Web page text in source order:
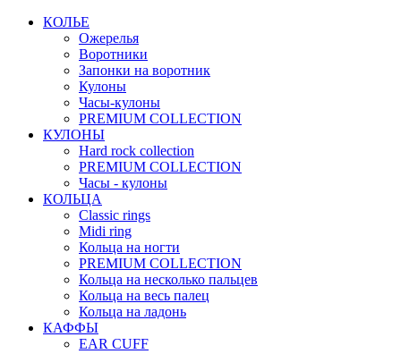
КОЛЬЕ
Ожерелья
Воротники
Запонки на воротник
Кулоны
Часы-кулоны
PREMIUM COLLECTION
КУЛОНЫ
Hard rock collection
PREMIUM COLLECTION
Часы - кулоны
КОЛЬЦА
Classic rings
Midi ring
Кольца на ногти
PREMIUM COLLECTION
Кольца на несколько пальцев
Кольца на весь палец
Кольца на ладонь
КАФФЫ
EAR CUFF